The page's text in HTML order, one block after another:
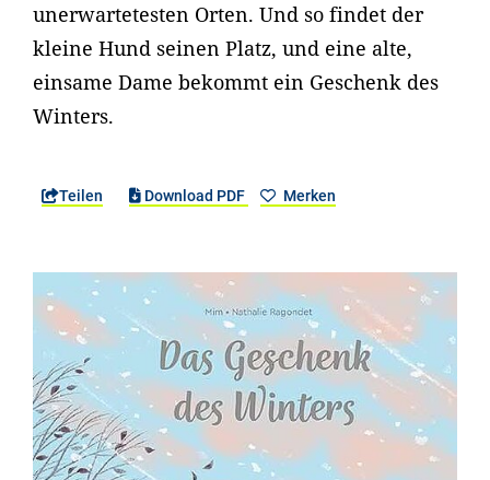
unerwartetesten Orten. Und so findet der
kleine Hund seinen Platz, und eine alte,
einsame Dame bekommt ein Geschenk des
Winters.
Teilen Download PDF Merken